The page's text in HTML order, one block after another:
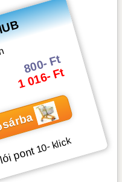
800- Ft
1 016- Ft
pont10- klick